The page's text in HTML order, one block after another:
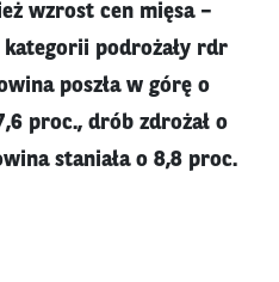
wzrost cen mięsa –
podrożały rdr
poszła w górę o
proc., drób zdrożał o
staniała o 8,8 proc.